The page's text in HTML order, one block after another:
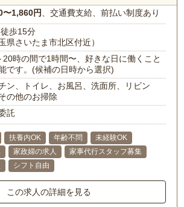
〜1,860円 、交通費支給、前払い制度あり
歩15分
県さいたま市北区付近）
20時の間で1時間〜、好きな日に働くこと
です。(候補の日時から選択)
ン、トイレ、お風呂、洗面所、リビン
の他のお掃除
託
扶養内OK 年齢不問
未経験OK
家政婦の求人
家事代行スタッフ募集
シフト自由
この求人の詳細を見る